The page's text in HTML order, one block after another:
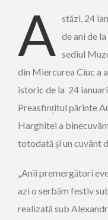
A stăzi, 24
de ani de
sediul
din Miercurea Ciuc a
istoric de la 24
Preasfințitul părinte
Harghitei a
totodată și un cuvânt
„Anii premergători
azi o serbăm festiv
realizată sub